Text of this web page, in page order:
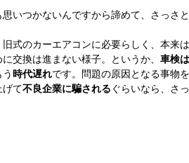
いつかないんですから諦めて、さっさと
式のカーエアコンに必要らしく、本来
交換は進まない様子。というか、 車検
時代遅れです。問題の原因となる事物
げて不良企業に騙される ぐらいなら、さ